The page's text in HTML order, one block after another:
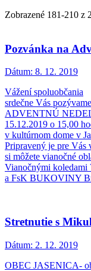
Zobrazené 181-210 z
Pozvánka na
Dátum: 8. 12. 2019
Vážení spoluobčania
srdečne Vás
ADVENTNÚ
15.12.2019 o 15,00
v kultúrnom dome v
Pripravený je pre Vás
si môžete vianočné
Vianočnými koledami
a FsK BUKOVINY
Stretnutie s
Dátum: 2. 12. 2019
OBEC JASENICA-